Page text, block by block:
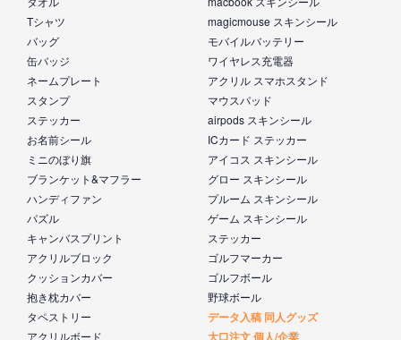
Tシャツ
バッグ
缶バッジ
ネームプレート
スタンプ
ステッカー
お名前シール
ミニのぼり旗
ブランケット&マフラー
ハンディファン
パズル
キャンバスプリント
アクリルブロック
クッションカバー
抱き枕カバー
タペストリー
アクリルボード
magicmouse スキンシール
モバイルバッテリー
ワイヤレス充電器
アクリル スマホスタンド
マウスパッド
airpods スキンシール
ICカード ステッカー
アイコス スキンシール
グロー スキンシール
プルーム スキンシール
ゲーム スキンシール
ステッカー
ゴルフマーカー
ゴルフボール
野球ボール
データ入稿 同人グッズ
大口注文 個人/企業